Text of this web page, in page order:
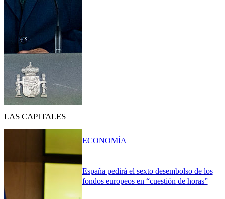
LAS CAPITALES
España pedirá el sexto desembolso de los
fondos europeos en “cuestión de horas”
ECONOMÍA